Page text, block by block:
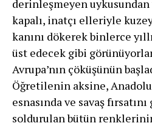
derinleşmeyen uykusundan
kapalı, inatçı elleriyle
kanını dökerek binlerce
üst edecek gibi
Avrupa’nın çö­küşünün
Öğretilenin aksine, Anadolu
esnasında ve savaş
soldurulan bütün